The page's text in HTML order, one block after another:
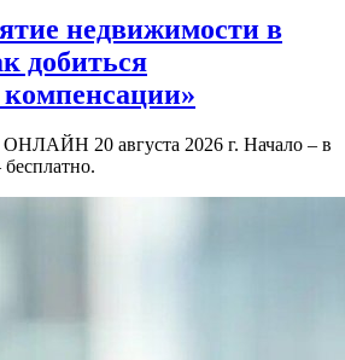
недвижимости в
добиться
20 августа 2026 г. Начало – в